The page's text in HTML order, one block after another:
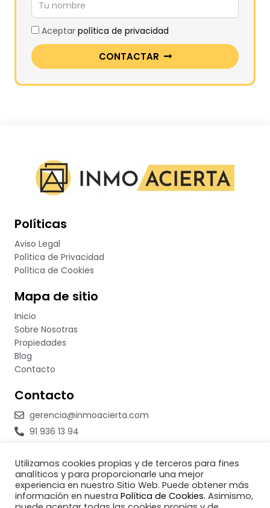
Aceptar política de privacidad
CONTACTAR
Políticas
Aviso Legal
Política de Privacidad
Política de Cookies
Mapa de sitio
Inicio
Sobre Nosotras
Propiedades
Blog
Contacto
Contacto
gerencia@inmoacierta.com
91 936 13 94
633 301 298
C/Lago Van nº12
Utilizamos cookies propias y de terceros para fines
analíticos y para proporcionarle una mejor
experiencia en nuestro Sitio Web. Puede obtener más
información en nuestra Política de Cookies. Asimismo,